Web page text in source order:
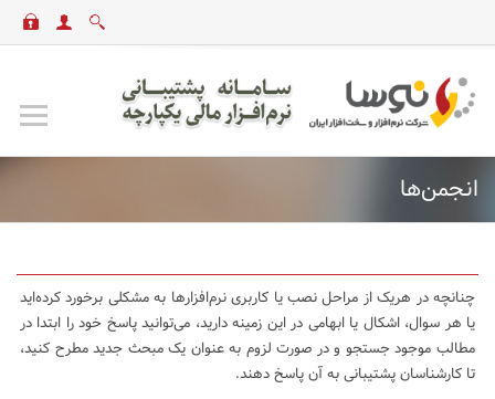
انجمن‌ها
چنانچه در هریک از مراحل نصب یا کاربری نرم‌افزارها به مشکلی برخورد کرده‌اید
یا هر سوال، اشکال یا ابهامی در این زمینه دارید، می‌توانید پاسخ خود را ابتدا در
مطالب موجود جستجو و در صورت لزوم به عنوان یک مبحث جدید مطرح کنید،
تا کارشناسان پشتیبانی به آن پاسخ دهند.